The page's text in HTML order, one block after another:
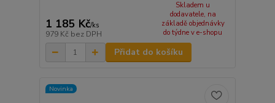
1 185 Kč/ks
979 Kč bez DPH
Skladem u
dodavatele, na
základě objednávky
do týdne v e-shopu
Přidat do košíku
Novinka